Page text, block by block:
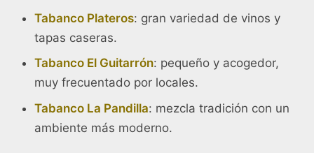
Tabanco Plateros: gran variedad de vinos y
tapas caseras.
Tabanco El Guitarrón: pequeño y acogedor,
muy frecuentado por locales.
Tabanco La Pandilla: mezcla tradición con un
ambiente más moderno.